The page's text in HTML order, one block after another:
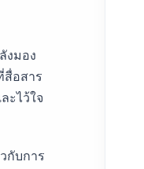
ต้น
ลภาษา
ริ่มต้น
ลภาษา
งมอง
อสาร
ะไว้ใจ
กับการ